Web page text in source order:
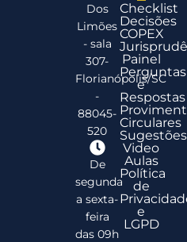
Dos
Limões
- sala
307-
Florianópolis/SC
-
88045-
520
De
segunda
a sexta-
feira
das 09h
Checklist
Decisões
COPEX
Painel
Perguntas
e
Respostas
Circulares
Sugestões
Video
Aulas
Política
de
e
LGPD